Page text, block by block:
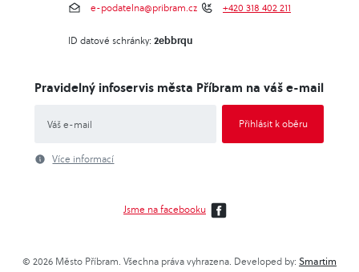
e-podatelna@pribram.cz +420 318 402 211
ID datové schránky: 2ebbrqu
Pravidelný infoservis města Příbram na váš e-mail
Více informací
Jsme na facebooku
© 2026 Město Příbram. Všechna práva vyhrazena. Developed by: Smartim